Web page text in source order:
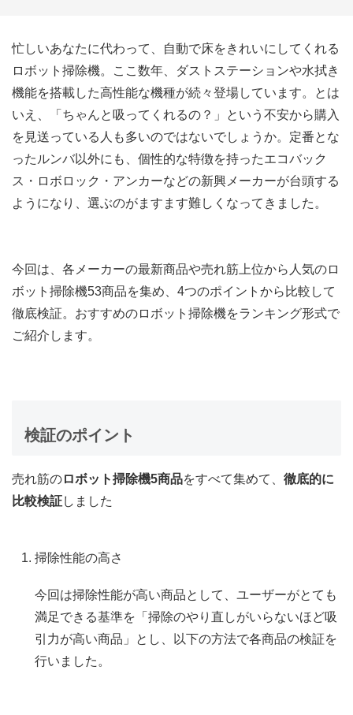
忙しいあなたに代わって、自動で床をきれいにしてくれる
ロボット掃除機。ここ数年、ダストステーションや水拭き
機能を搭載した高性能な機種が続々登場しています。とは
いえ、「ちゃんと吸ってくれるの？」という不安から購入
を見送っている人も多いのではないでしょうか。定番とな
ったルンバ以外にも、個性的な特徴を持ったエコバック
ス・ロボロック・アンカーなどの新興メーカーが台頭する
ようになり、選ぶのがますます難しくなってきました。
今回は、各メーカーの最新商品や売れ筋上位から人気のロ
ボット掃除機53商品を集め、4つのポイントから比較して
徹底検証。おすすめのロボット掃除機をランキング形式で
ご紹介します。
検証のポイント
売れ筋のロボット掃除機5商品をすべて集めて、 徹底的に
比較検証しました
掃除性能の高さ
今回は掃除性能が高い商品として、ユーザーがとても
満足できる基準を「掃除のやり直しがいらないほど吸
引力が高い商品」とし、以下の方法で各商品の検証を
行いました。